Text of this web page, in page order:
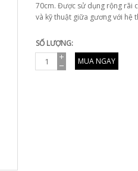
70cm. Được sử dụng rộng rãi
và kỹ thuật giữa gương với hệ
SỐ LƯỢNG:
MUA NGAY